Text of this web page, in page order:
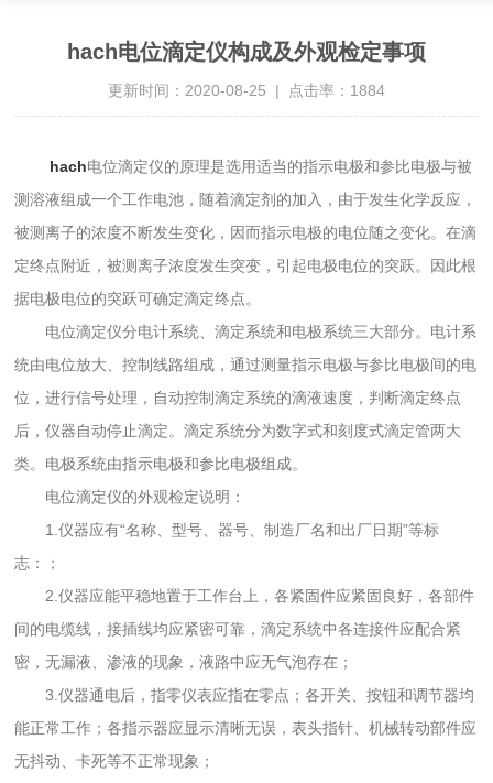
hach电位滴定仪构成及外观检定事项
更新时间：2020-08-25 | 点击率：1884
hach电位滴定仪的原理是选用适当的指示电极和参比电极与被
测溶液组成一个工作电池，随着滴定剂的加入，由于发生化学反应，
被测离子的浓度不断发生变化，因而指示电极的电位随之变化。在滴
定终点附近，被测离子浓度发生突变，引起电极电位的突跃。因此根
据电极电位的突跃可确定滴定终点。
电位滴定仪分电计系统、滴定系统和电极系统三大部分。电计系
统由电位放大、控制线路组成，通过测量指示电极与参比电极间的电
位，进行信号处理，自动控制滴定系统的滴液速度，判断滴定终点
后，仪器自动停止滴定。滴定系统分为数字式和刻度式滴定管两大
类。电极系统由指示电极和参比电极组成。
电位滴定仪的外观检定说明：
1.仪器应有“名称、型号、器号、制造厂名和出厂日期”等标
志：；
2.仪器应能平稳地置于工作台上，各紧固件应紧固良好，各部件
间的电缆线，接插线均应紧密可靠，滴定系统中各连接件应配合紧
密，无漏液、渗液的现象，液路中应无气泡存在；
3.仪器通电后，指零仪表应指在零点；各开关、按钮和调节器均
能正常工作；各指示器应显示清晰无误，表头指针、机械转动部件应
无抖动、卡死等不正常现象；